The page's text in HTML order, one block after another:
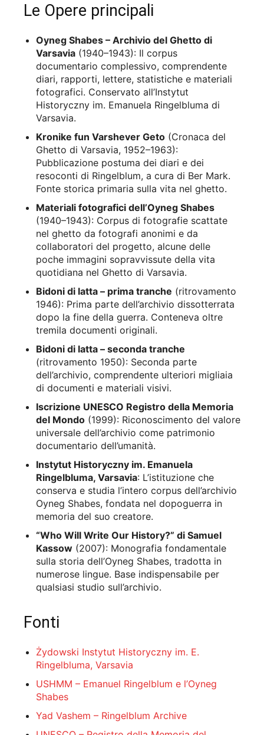
Le Opere principali
Oyneg Shabes – Archivio del Ghetto di
Varsavia (1940–1943): Il corpus
documentario complessivo, comprendente
diari, rapporti, lettere, statistiche e materiali
fotografici. Conservato all’Instytut
Historyczny im. Emanuela Ringelbluma di
Varsavia.
Kronike fun Varshever Geto (Cronaca del
Ghetto di Varsavia, 1952–1963):
Pubblicazione postuma dei diari e dei
resoconti di Ringelblum, a cura di Ber Mark.
Fonte storica primaria sulla vita nel ghetto.
Materiali fotografici dell’Oyneg Shabes
(1940–1943): Corpus di fotografie scattate
nel ghetto da fotografi anonimi e da
collaboratori del progetto, alcune delle
poche immagini sopravvissute della vita
quotidiana nel Ghetto di Varsavia.
Bidoni di latta – prima tranche (ritrovamento
1946): Prima parte dell’archivio dissotterrata
dopo la fine della guerra. Conteneva oltre
tremila documenti originali.
Bidoni di latta – seconda tranche
(ritrovamento 1950): Seconda parte
dell’archivio, comprendente ulteriori migliaia
di documenti e materiali visivi.
Iscrizione UNESCO Registro della Memoria
del Mondo (1999): Riconoscimento del valore
universale dell’archivio come patrimonio
documentario dell’umanità.
Instytut Historyczny im. Emanuela
Ringelbluma, Varsavia: L’istituzione che
conserva e studia l’intero corpus dell’archivio
Oyneg Shabes, fondata nel dopoguerra in
memoria del suo creatore.
“Who Will Write Our History?” di Samuel
Kassow (2007): Monografia fondamentale
sulla storia dell’Oyneg Shabes, tradotta in
numerose lingue. Base indispensabile per
qualsiasi studio sull’archivio.
Fonti
Żydowski Instytut Historyczny im. E.
Ringelbluma, Varsavia
USHMM – Emanuel Ringelblum e l’Oyneg
Shabes
Yad Vashem – Ringelblum Archive